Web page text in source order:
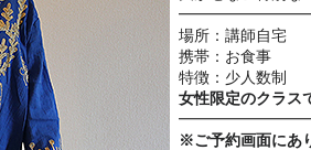
場所：講師自宅
携帯：お食事
特徴：少人数制
女性限定のクラス
※ご予約画面にあ